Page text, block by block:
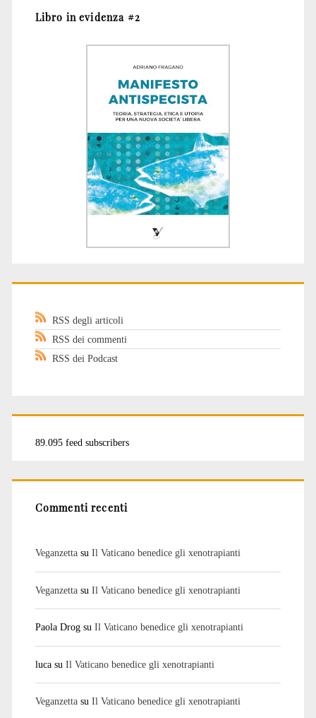
Libro in evidenza #2
RSS degli articoli
RSS dei commenti
RSS dei Podcast
89.095 feed subscribers
Commenti recenti
Veganzettasu Il Vaticano benedice gli xenotrapianti
Veganzettasu Il Vaticano benedice gli xenotrapianti
Paola Drogsu Il Vaticano benedice gli xenotrapianti
lucasu Il Vaticano benedice gli xenotrapianti
Veganzettasu Il Vaticano benedice gli xenotrapianti